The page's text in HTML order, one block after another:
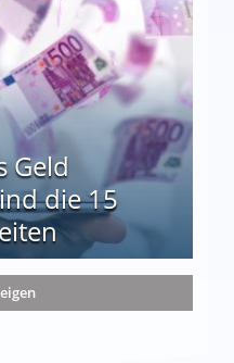
Geld
die 15